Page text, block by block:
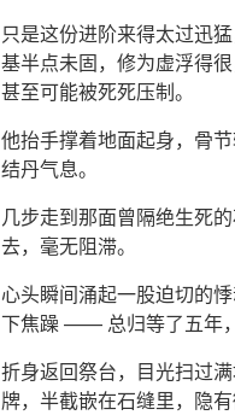
只是这份进阶来得太过迅
基半点未固，修为虚浮得
甚至可能被死死压制。
他抬手撑着地面起身，骨
结丹气息。
几步走到那面曾隔绝生死
去，毫无阻滞。
心头瞬间涌起一股迫切的
下焦躁 —— 总归等了五年
折身返回祭台，目光扫过
牌，半截嵌在石缝里，隐有